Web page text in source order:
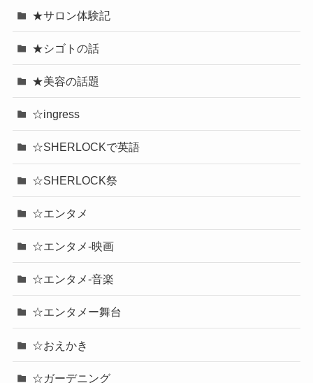
★サロン体験記
★シゴトの話
★美容の話題
☆ingress
☆SHERLOCKで英語
☆SHERLOCK祭
☆エンタメ
☆エンタメ-映画
☆エンタメ-音楽
☆エンタメー舞台
☆おえかき
☆ガーデニング